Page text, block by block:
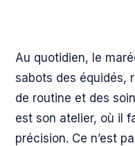
Au quotidien, le
sabots des équidés,
de routine et des
est son atelier, où il
précision. Ce n’est